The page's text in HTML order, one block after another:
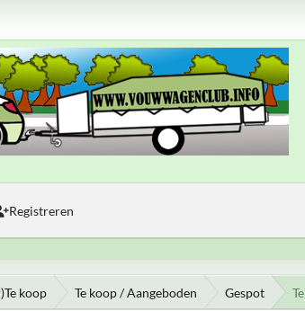
Registreren
koop Te koop / Aangeboden Gespot